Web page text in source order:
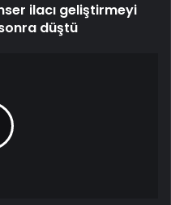
ilacı geliştirmeyi
düştü